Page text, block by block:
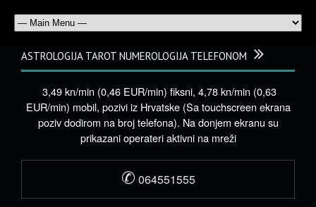
ASTROLOGIJA TAROT NUMEROLOGIJA TELEFONOM
3,49 kn/min (0,46 EUR/min) fiksni, 4,78 kn/min (0,63
EUR/min) mobil, pozivi iz Hrvatske (Sa touchscreen ekrana
poziv dodirom na broj telefona). Na donjem ekranu su
prikazani operateri aktivni na mreži
✆ 064551555